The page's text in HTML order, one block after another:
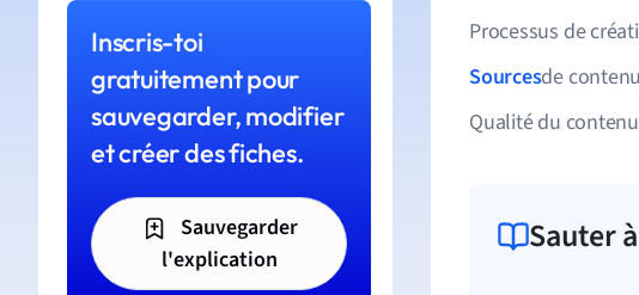
Inscris-toi
gratuitement pour
sauvegarder, modifier
et créer des fiches.
Sauvegarder
l'explication
Processus de
Sourcesde
Qualité du
Sauter